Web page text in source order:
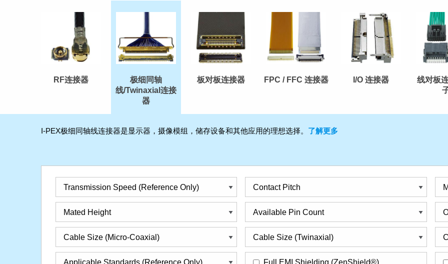
RF连接器
极细同轴
线/Twinaxial连接
器
板对板连接器 FPC / FFC 连接器 I/O 连接器
线对板
I-PEX极细同轴线连接器是显示器，摄像模组，储存设备和其他应用的理想选择。 了解更多
Transmission Speed (Reference Only) Contact Pitch
Mated Height Available Pin Count
Cable Size (Micro-Coaxial) Cable Size (Twinaxial)
Applicable Standards (Reference Only) Full EMI Shielding (ZenShield®)